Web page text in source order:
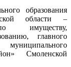
образования
области –
имуществу,
главного
Смоленской